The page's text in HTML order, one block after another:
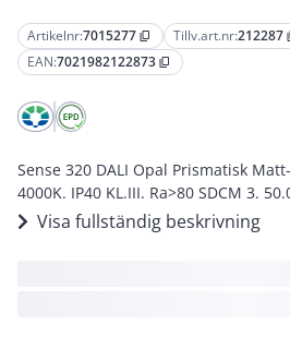
Artikelnr:7015277 content_copy Tillv.art.nr:212287
EAN:7021982122873 content_copy
Sense 320 DALI Opal Prismatisk
4000K. IP40 KL.III. Ra>80 SDCM 3.
Visa fullständig beskrivning